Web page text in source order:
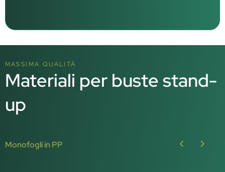
MASSIMA QUALITÀ
Materiali per buste stand-
up
Monofogli in PP